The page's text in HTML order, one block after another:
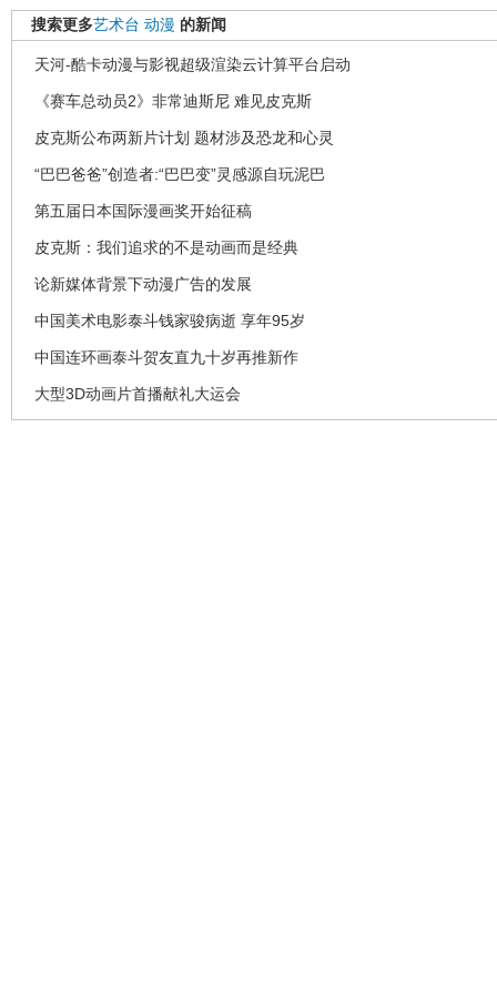
搜索更多艺术台 动漫 的新闻
天河-酷卡动漫与影视超级渲染云计算平台启动
《赛车总动员2》非常迪斯尼 难见皮克斯
皮克斯公布两新片计划 题材涉及恐龙和心灵
“巴巴爸爸”创造者:“巴巴变”灵感源自玩泥巴
第五届日本国际漫画奖开始征稿
皮克斯：我们追求的不是动画而是经典
论新媒体背景下动漫广告的发展
中国美术电影泰斗钱家骏病逝 享年95岁
中国连环画泰斗贺友直九十岁再推新作
大型3D动画片首播献礼大运会